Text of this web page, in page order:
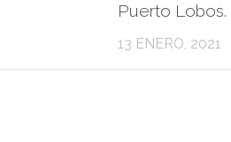
Puerto Lobos.
13 ENERO, 2021